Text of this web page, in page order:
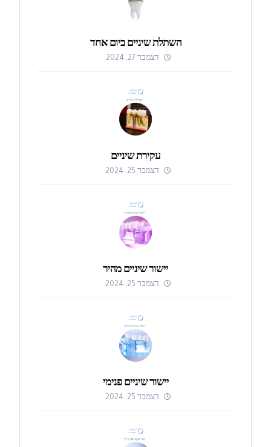
השתלת שיניים ביום אחד
דצמבר 27, 2024
עקירת שיניים
דצמבר 25, 2024
יישור שיניים מהיר
דצמבר 25, 2024
יישור שיניים פנימי
דצמבר 25, 2024